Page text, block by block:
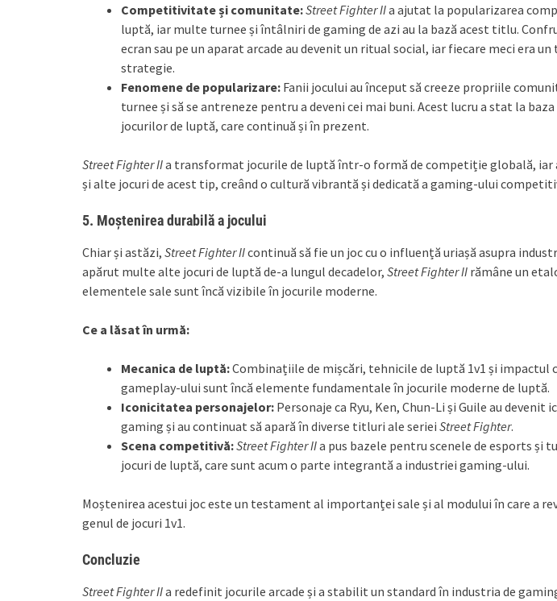
Competitivitate și comunitate:Street Fighter IIa ajutat la popularizarea
luptă, iar multe turnee și întâlniri de gaming de azi au la bază acest titlu.
ecran sau pe un aparat arcade au devenit un ritual social, iar fiecare meci era
strategie.
Fenomene de popularizare: Fanii jocului au început să creeze propriile
turnee și să se antreneze pentru a deveni cei mai buni. Acest lucru a stat la
jocurilor de luptă, care continuă și în prezent.
Street Fighter IIa transformat jocurile de luptă într-o formă de competiție globală, iar
și alte jocuri de acest tip, creând o cultură vibrantă și dedicată a gaming-ului
5. Moștenirea durabilă a jocului
Chiar și astăzi, Street Fighter IIcontinuă să fie un joc cu o influență uriașă asupra
apărut multe alte jocuri de luptă de-a lungul decadelor, Street Fighter II rămâne un
elementele sale sunt încă vizibile în jocurile moderne.
Ce a lăsat în urmă:
Mecanica de luptă:Combinațiile de mișcări, tehnicile de luptă 1v1 și impactul
gameplay-ului sunt încă elemente fundamentale în jocurile moderne de luptă.
Iconicitatea personajelor: Personaje ca Ryu, Ken, Chun-Li și Guile au devenit
gaming și au continuat să apară în diverse titluri ale seriei Street Fighter.
Scena competitivă:Street Fighter IIa pus bazele pentru scenele de esports și
jocuri de luptă, care sunt acum o parte integrantă a industriei gaming-ului.
Moștenirea acestui joc este un testament al importanței sale și al modului în care a
genul de jocuri 1v1.
Concluzie
Street Fighter IIa redefinit jocurile arcade și a stabilit un standard în industria de